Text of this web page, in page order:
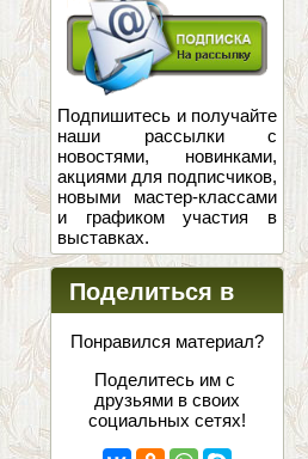
новости
Подпишитесь и получайте
наши рассылки с
новостями, новинками,
акциями для подписчиков,
новыми мастер-классами
и графиком участия в
выставках.
Поделиться в
соцсетях
Понравился материал?
Поделитесь им с
друзьями в своих
социальных сетях!